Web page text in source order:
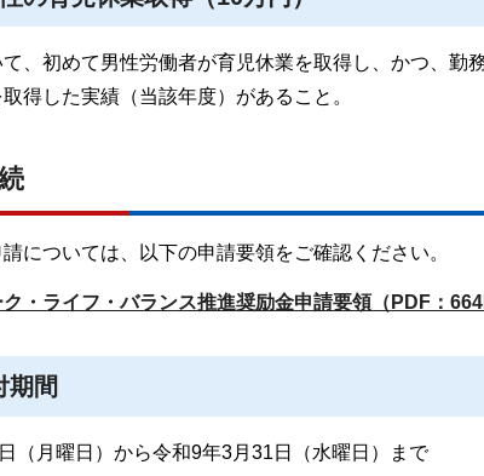
、初めて男性労働者が育児休業を取得し、かつ、勤
得した実績（当該年度）があること。
については、以下の申請要領をご確認ください。
・ライフ・バランス推進奨励金申請要領（PDF：
期間
（月曜日）から令和9年3月31日（水曜日）まで